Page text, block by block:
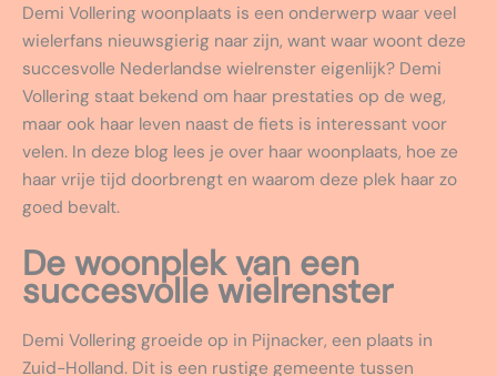
Demi Vollering woonplaats is een onderwerp waar veel
wielerfans nieuwsgierig naar zijn, want waar woont deze
succesvolle Nederlandse wielrenster eigenlijk? Demi
Vollering staat bekend om haar prestaties op de weg,
maar ook haar leven naast de fiets is interessant voor
velen. In deze blog lees je over haar woonplaats, hoe ze
haar vrije tijd doorbrengt en waarom deze plek haar zo
goed bevalt.
De woonplek van een
succesvolle wielrenster
Demi Vollering groeide op in Pijnacker, een plaats in
Zuid-Holland. Dit is een rustige gemeente tussen